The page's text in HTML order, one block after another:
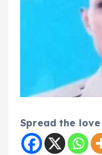
Spread the love